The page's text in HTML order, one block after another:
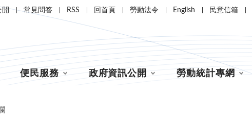
開 常見問答 RSS 回首頁 勞動法令 English 民意信箱
便民服務 政府資訊公開 勞動統計專網